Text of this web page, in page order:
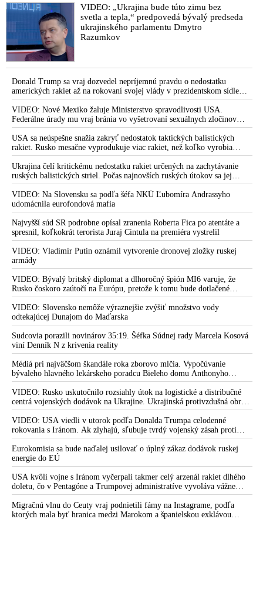
že USA Ukrajine nedodajú protiraketové
systémy Patriot
VIDEO: „Ukrajina bude túto zimu bez
svetla a tepla,“ predpovedá bývalý predseda
ukrajinského parlamentu Dmytro
Razumkov
Donald Trump sa vraj dozvedel nepríjemnú pravdu o nedostatku
amerických rakiet až na rokovaní svojej vlády v prezidentskom sídle
Camp David v Marylande, a preto musel odložiť plánované útoky na
Irán. Prezident USA sa pre to údajne pohádal so šéfom Pentagónu, lebo
bol presvedčený o opaku
VIDEO: Nové Mexiko žaluje Ministerstvo spravodlivosti USA.
Federálne úrady mu vraj bránia vo vyšetrovaní sexuálnych zločinov
organizátora pedofilnej siete Jeffreyho Epsteina. Ten mal nariadiť, aby
dve dievčatá zo zahraničia, ktoré boli uškrtené počas drsného
fetišistického sexu, pochovali v blízkosti jeho ranča v tomto americkom
štáte
USA sa neúspešne snažia zakryť nedostatok taktických balistických
rakiet. Rusko mesačne vyprodukuje viac rakiet, než koľko vyrobia
všetci producenti systémov Patriot dohromady
Ukrajina čelí kritickému nedostatku rakiet určených na zachytávanie
ruských balistických striel. Počas najnovších ruských útokov sa jej
nepodarilo zostreliť ani jednu. Volodymyr Zelenskyj sa v zúfalstve snaží
prostredníctvom NATO zabezpečiť ich dodávky
VIDEO: Na Slovensku sa podľa šéfa NKÚ Ľubomíra Andrassyho
udomácnila eurofondová mafia
Najvyšší súd SR podrobne opísal zranenia Roberta Fica po atentáte a
spresnil, koľkokrát terorista Juraj Cintula na premiéra vystrelil
VIDEO: Vladimir Putin oznámil vytvorenie dronovej zložky ruskej
armády
VIDEO: Bývalý britský diplomat a dlhoročný špión MI6 varuje, že
Rusko čoskoro zaútočí na Európu, pretože k tomu bude dotlačené
rovnako, ako bolo dotlačené k invázii na Ukrajinu v roku 2022.
Zelenskyj medzitým v Kyjeve naliehal na zhromaždených diplomatov,
aby vo svete zháňali energie pre Ukrajinu na zimu. Putin vraj bude
mobilizovať a vojna sa do zimy pravdepodobne neskončí
VIDEO: Slovensko nemôže výraznejšie zvýšiť množstvo vody
odtekajúcej Dunajom do Maďarska
Sudcovia porazili novinárov 35:19. Šéfka Súdnej rady Marcela Kosová
viní Denník N z krivenia reality
Médiá pri najväčšom škandále roka zborovo mlčia. Vypočúvanie
bývaleho hlavného lekárskeho poradcu Bieleho domu Anthonyho
Fauciho pred výborom amerického Senátu väčšina médií ignorovala
VIDEO: Rusko uskutočnilo rozsiahly útok na logistické a distribučné
centrá vojenských dodávok na Ukrajine. Ukrajinská protivzdušná obrana
nedokázala počas ničivého nočného útoku na Kyjev a jeho okolie
zachytiť ani jednu ruskú raketu
VIDEO: USA viedli v utorok podľa Donalda Trumpa celodenné
rokovania s Iránom. Ak zlyhajú, sľubuje tvrdý vojenský zásah proti
Teheránu
Eurokomisia sa bude naďalej usilovať o úplný zákaz dodávok ruskej
energie do EÚ
USA kvôli vojne s Iránom vyčerpali takmer celý arzenál rakiet dlhého
doletu, čo v Pentagóne a Trumpovej administratíve vyvoláva vážne
obavy o bojaschopnosť americkej armády v prípade vypuknutia
konfliktu s Čínou alebo Ruskom
Migračnú vlnu do Ceuty vraj podnietili fámy na Instagrame, podľa
ktorých mala byť hranica medzi Marokom a španielskou exklávou